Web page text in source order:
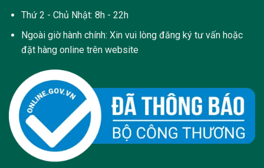
Thứ 2 - Chủ Nhật: 8h - 22h
Ngoài giờ hành chính: Xin vui lòng đăng ký tư vấn hoặc
đặt hàng online trên website